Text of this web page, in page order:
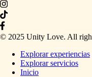
© 2025 Unity Love. All
Explorar experiencias
Explorar servicios
Inicio